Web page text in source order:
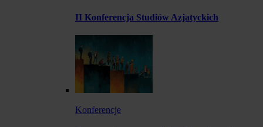
II Konferencja Studiów Azjatyckich
Konferencje